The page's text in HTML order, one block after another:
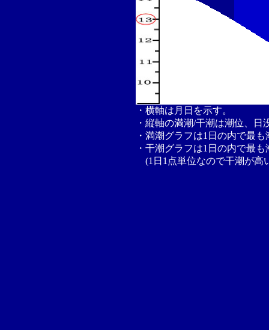
・横軸は月日を示す。
・縦軸の満潮/干潮は潮位、
・満潮グラフは1日の内で最
・干潮グラフは1日の内で最
(1日1点単位なので干潮が高